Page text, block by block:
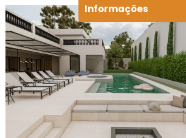
Informações